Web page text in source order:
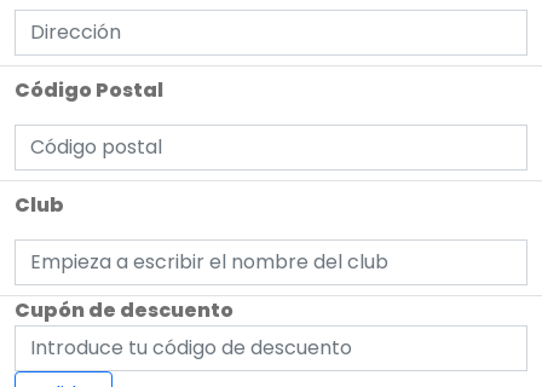
Código Postal
Club
Cupón de descuento